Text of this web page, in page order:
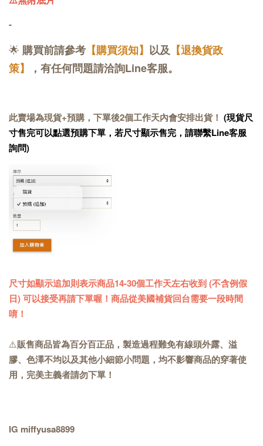
-
🌟 購買前請參考 【購買須知】 以及 【退換貨政
策】
，有任何問題請洽詢Line客服。
此賣場為現貨+預購，下單後2個工作天內會安排出貨！ (現貨尺
寸售完可以點選預購下單，若尺寸顯示售完，請聯繫Line客服
詢問)
尺寸如顯示追加則表示商品14-30個工作天左右收到 (不含例假
日) 可以接受再請下單喔！商品從美國補貨回台需要一段時間
唷！
⚠️販售商品皆為百分百正品，製造過程難免有線頭外露、溢
膠、色澤不均以及其他小細節小問題，均不影響商品的穿著使
用，完美主義者請勿下單！
IG miffyusa8899